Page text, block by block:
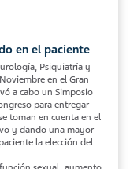
en el paciente
Psiquiatría y
en el Gran
a cabo un Simposio
para entregar
toman en cuenta en el
y dando una mayor
la elección del